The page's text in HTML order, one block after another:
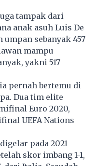
tampak dari
anak asuh Luis De
sebanyak 457
mampu
yakni 517
pernah bertemu di
Dua tim elite
Euro 2020,
UEFA Nations
pada 2021
skor imbang 1-1,